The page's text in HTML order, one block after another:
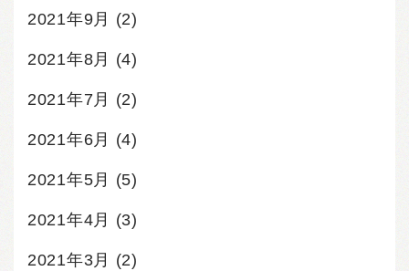
2021年9月 (2)
2021年8月 (4)
2021年7月 (2)
2021年6月 (4)
2021年5月 (5)
2021年4月 (3)
2021年3月 (2)